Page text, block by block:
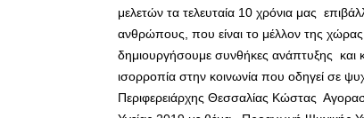
μελετών τα τελευταία 10 χρόνια μας
ανθρώπους, που είναι το μέλλον της
δημιουργήσουμε συνθήκες ανάπτυξης και
ισορροπία στην κοινωνία που οδηγεί σε
Περιφερειάρχης Θεσσαλίας Κώστας